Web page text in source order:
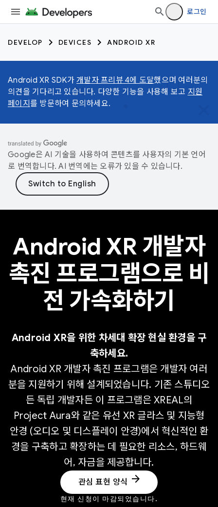
로그인
DEVELOP DEVICES ANDROID XR
Android XR SDK가 개발자 프리뷰 4에 도달했으며 여러분의
의견을 기다리고 있습니다. 다양한 기능을 사용해 보고 지원
페이지 를 방문하여 문의하세요.
Google은 AI 기술을 사용하여 콘텐츠를 사용자의 기본 언어
로 번역합니다. AI 번역에는 오류가 있을 수 있습니다.
Android XR 개발자
촉진 프로그램으로 비
전 가속화하기
Android XR을 위한 차세대 확장 현실 환경을 구
축하세요.
Android XR 개발자 촉진 프로그램은 개발자 여러
분을 지원하기 위해 설계되었습니다. 기존 스튜디오
든 독립 개발자든 이 프로그램은 XREAL의
Project Aura와 같은 유선 XR 글라스 및 지능형
안경 (오디오 및 디스플레이 안경)에서 혁신적인 환
경을 구축하고 확장하는 데 필요한 리소스, 하드웨
어, 자금을 제공합니다.
관심 표현 양식 arrow_forward
현재 신청이 마감되었습니다.